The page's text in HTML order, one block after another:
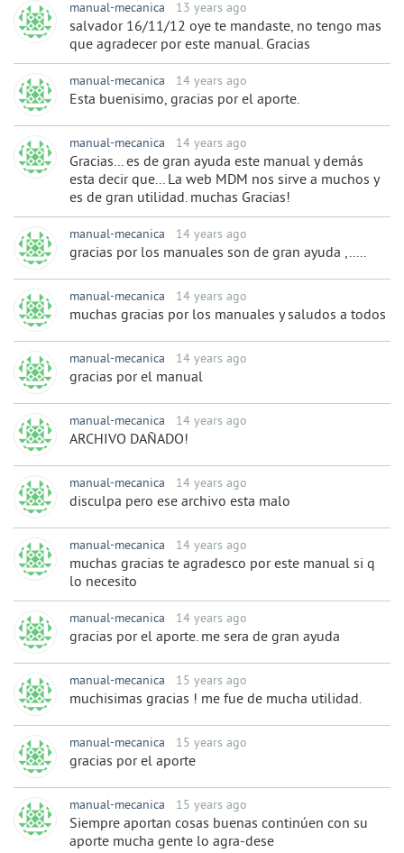
manual-mecanica 13 years ago
salvador 16/11/12 oye te mandaste, no tengo mas
que agradecer por este manual. Gracias
manual-mecanica 14 years ago
Esta buenisimo, gracias por el aporte.
manual-mecanica 14 years ago
Gracias... es de gran ayuda este manual y demás
esta decir que... La web MDM nos sirve a muchos y
es de gran utilidad. muchas Gracias!
manual-mecanica 14 years ago
gracias por los manuales son de gran ayuda ,.....
manual-mecanica 14 years ago
muchas gracias por los manuales y saludos a todos
manual-mecanica 14 years ago
gracias por el manual
manual-mecanica 14 years ago
ARCHIVO DAÑADO!
manual-mecanica 14 years ago
disculpa pero ese archivo esta malo
manual-mecanica 14 years ago
muchas gracias te agradesco por este manual si q
lo necesito
manual-mecanica 14 years ago
gracias por el aporte. me sera de gran ayuda
manual-mecanica 15 years ago
muchisimas gracias ! me fue de mucha utilidad.
manual-mecanica 15 years ago
gracias por el aporte
manual-mecanica 15 years ago
Siempre aportan cosas buenas continúen con su
aporte mucha gente lo agra-dese